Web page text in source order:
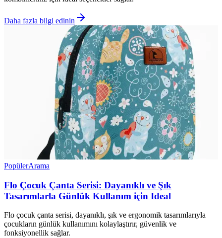
Daha fazla bilgi edinin
PopülerArama
Flo Çocuk Çanta Serisi: Dayanıklı ve Şık
Tasarımlarla Günlük Kullanım için Ideal
Flo çocuk çanta serisi, dayanıklı, şık ve ergonomik tasarımlarıyla
çocukların günlük kullanımını kolaylaştırır, güvenlik ve
fonksiyonellik sağlar.